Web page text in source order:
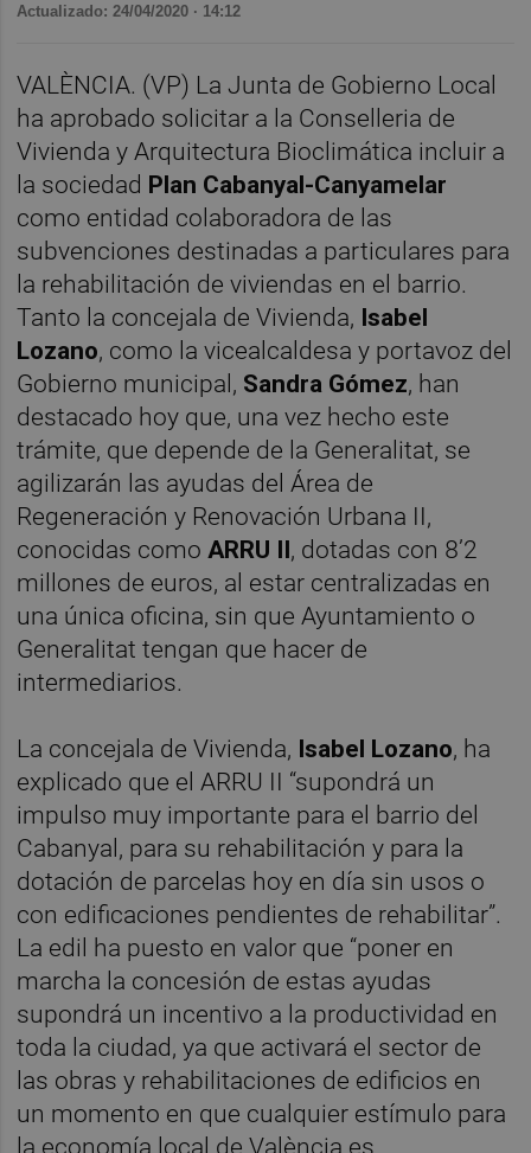
Actualizado: 24/04/2020 · 14:12
VALÈNCIA. (VP) La Junta de Gobierno Local
ha aprobado solicitar a la Conselleria de
Vivienda y Arquitectura Bioclimática incluir a
la sociedad Plan Cabanyal-Canyamelar
como entidad colaboradora de las
subvenciones destinadas a particulares para
la rehabilitación de viviendas en el barrio.
Tanto la concejala de Vivienda, Isabel
Lozano, como la vicealcaldesa y portavoz del
Gobierno municipal, Sandra Gómez, han
destacado hoy que, una vez hecho este
trámite, que depende de la Generalitat, se
agilizarán las ayudas del Área de
Regeneración y Renovación Urbana II,
conocidas como ARRU II, dotadas con 8’2
millones de euros, al estar centralizadas en
una única oficina, sin que Ayuntamiento o
Generalitat tengan que hacer de
intermediarios.
La concejala de Vivienda, Isabel Lozano, ha
explicado que el ARRU II “supondrá un
impulso muy importante para el barrio del
Cabanyal, para su rehabilitación y para la
dotación de parcelas hoy en día sin usos o
con edificaciones pendientes de rehabilitar”.
La edil ha puesto en valor que “poner en
marcha la concesión de estas ayudas
supondrá un incentivo a la productividad en
toda la ciudad, ya que activará el sector de
las obras y rehabilitaciones de edificios en
un momento en que cualquier estímulo para
la economía local de València es